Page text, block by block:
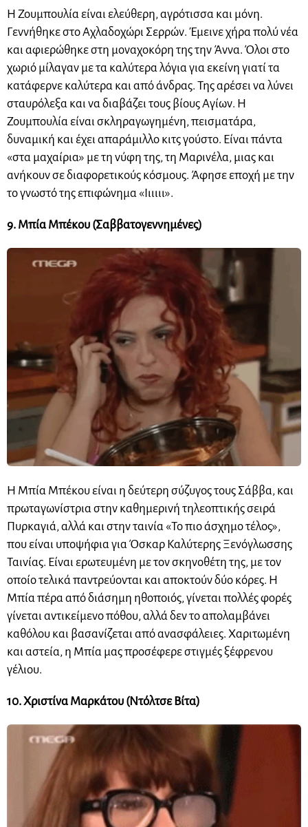
Η Ζουμπουλία είναι ελεύθερη, αγρότισσα και μόνη.
Γεννήθηκε στο Αχλαδοχώρι Σερρών. Έμεινε χήρα πολύ νέα
και αφιερώθηκε στη μοναχοκόρη της την Άννα. Όλοι στο
χωριό μίλαγαν με τα καλύτερα λόγια για εκείνη γιατί τα
κατάφερνε καλύτερα και από άνδρας. Της αρέσει να λύνει
σταυρόλεξα και να διαβάζει τους βίους Αγίων. Η
Ζουμπουλία είναι σκληραγωγημένη, πεισματάρα,
δυναμική και έχει απαράμιλλο κιτς γούστο. Είναι πάντα
«στα μαχαίρια» με τη νύφη της, τη Μαρινέλα, μιας και
ανήκουν σε διαφορετικούς κόσμους. Άφησε εποχή με την
το γνωστό της επιφώνημα «Ιιιιιι».
9. Μπία Μπέκου (Σαββατογεννημένες)
Η Μπία Μπέκου είναι η δεύτερη σύζυγος τους Σάββα, και
πρωταγωνίστρια στην καθημερινή τηλεοπτικής σειρά
Πυρκαγιά, αλλά και στην ταινία «Το πιο άσχημο τέλος»,
που είναι υποψήφια για Όσκαρ Καλύτερης Ξενόγλωσσης
Ταινίας. Είναι ερωτευμένη με τον σκηνοθέτη της, με τον
οποίο τελικά παντρεύονται και αποκτούν δύο κόρες. Η
Μπία πέρα από διάσημη ηθοποιός, γίνεται πολλές φορές
γίνεται αντικείμενο πόθου, αλλά δεν το απολαμβάνει
καθόλου και βασανίζεται από ανασφάλειες. Χαριτωμένη
και αστεία, η Μπία μας προσέφερε στιγμές ξέφρενου
γέλιου.
10. Χριστίνα Μαρκάτου (Ντόλτσε Βίτα)